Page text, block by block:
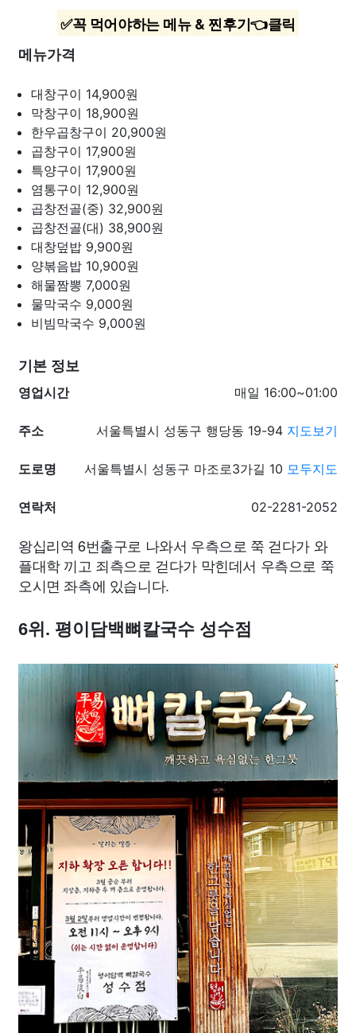
✅꼭 먹어야하는 메뉴 & 찐후기👈클릭
메뉴가격
대창구이 14,900원
막창구이 18,900원
한우곱창구이 20,900원
곱창구이 17,900원
특양구이 17,900원
염통구이 12,900원
곱창전골(중) 32,900원
곱창전골(대) 38,900원
대창덮밥 9,900원
양볶음밥 10,900원
해물짬뽕 7,000원
물막국수 9,000원
비빔막국수 9,000원
기본 정보
영업시간
매일 16:00~01:00
주소 서울특별시 성동구 행당동 19-94 지도보기
도로명 서울특별시 성동구 마조로3가길 10 모두지도
연락처 02-2281-2052
왕십리역 6번출구로 나와서 우측으로 쭉 걷다가 와
플대학 끼고 죄측으로 걷다가 막힌데서 우측으로 쭉
오시면 좌측에 있습니다.
6위. 평이담백뼈칼국수 성수점